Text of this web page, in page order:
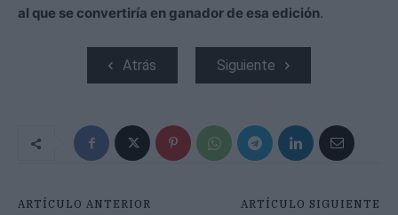
al que se convertiría en ganador de esa edición.
Atrás Siguiente
ARTÍCULO ANTERIOR ARTÍCULO SIGUIENTE